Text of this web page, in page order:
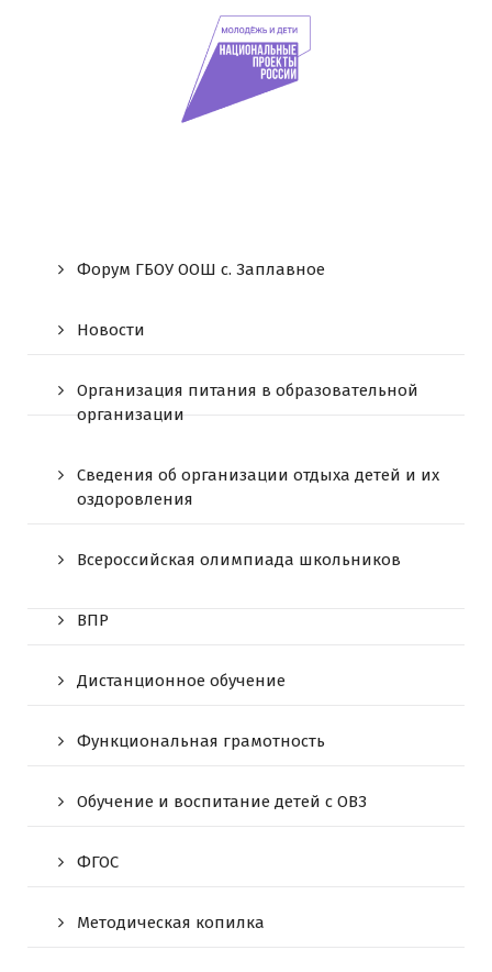
Форум ГБОУ ООШ c. Заплавное
Новости
Организация питания в образовательной
организации
Сведения об организации отдыха детей и их
оздоровления
Всероссийская олимпиада школьников
ВПР
Дистанционное обучение
Функциональная грамотность
Обучение и воспитание детей с ОВЗ
ФГОС
Методическая копилка